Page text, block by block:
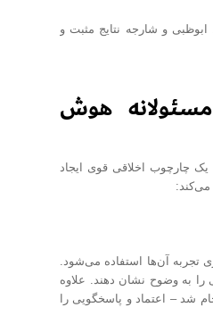
و شارجه نتایج مثبت و
هوش
یک چارچوب اخلاقی قوی ایجاد
می‌کند:
تجربه آن‌ها استفاده می‌شود.
به وضوح نشان دهند. علاوه
شد – اعتماد و پاسخگویی را